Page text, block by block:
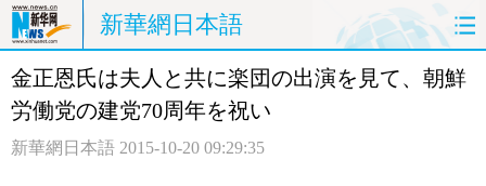
新華網日本語
ホームページ 政治 経済
金正恩氏は夫人と共に楽団の出演を見て、朝鮮
労働党の建党70周年を祝い
新華網日本語 2015-10-20 09:29:35